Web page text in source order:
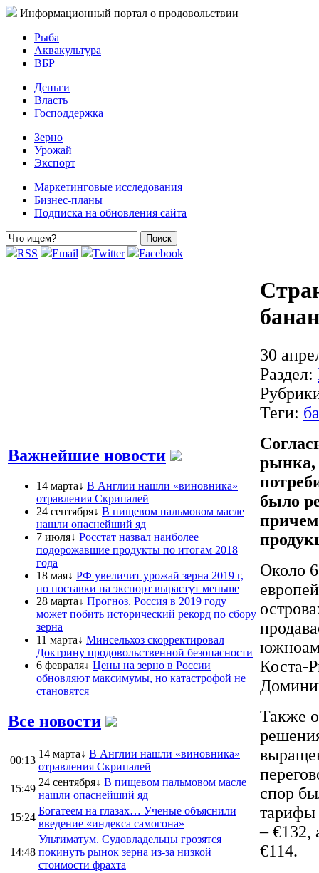
Информационный портал о продовольствии
Рыба
Аквакультура
ВБР
Деньги
Власть
Господдержка
Зерно
Урожай
Экспорт
Маркетинговые исследования
Бизнес-планы
Подписка на обновления сайта
RSS Email Twitter Facebook
Важнейшие новости
14 марта↓ В Англии нашли «виновника»
отравления Скрипалей
24 сентября↓ В пищевом пальмовом масле
нашли опаснейший яд
7 июля↓ Росстат назвал наиболее
подорожавшие продукты по итогам 2018
года
18 мая↓ РФ увеличит урожай зерна 2019 г,
но поставки на экспорт вырастут меньше
28 марта↓ Прогноз. Россия в 2019 году
может побить исторический рекорд по сбору
зерна
11 марта↓ Минсельхоз скорректировал
Доктрину продовольственной безопасности
6 февраля↓ Цены на зерно в России
обновляют максимумы, но катастрофой не
становятся
Все новости
00:13
14 марта↓ В Англии нашли «виновника»
отравления Скрипалей
15:49
24 сентября↓ В пищевом пальмовом масле
нашли опаснейший яд
15:24
Богатеем на глазах… Ученые объяснили
введение «индекса самогона»
14:48
Ультиматум. Судовладельцы грозятся
покинуть рынок зерна из-за низкой
стоимости фрахта
30
Раздел:
Теги:
рынка,
было
Около
Коста-
Также
спор
тарифы
– €132,
€114.